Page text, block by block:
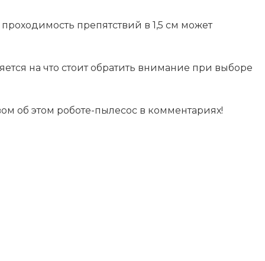
препятствий в 1,5 см может
на что стоит обратить внимание при выборе
об этом роботе-пылесос в комментариях!